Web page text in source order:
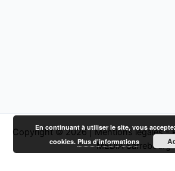
Copyright © 2026 |Mentions légales -
MEDIA Sarrebourg
En continuant à utiliser le site, vous
cookies.Plus d’informations